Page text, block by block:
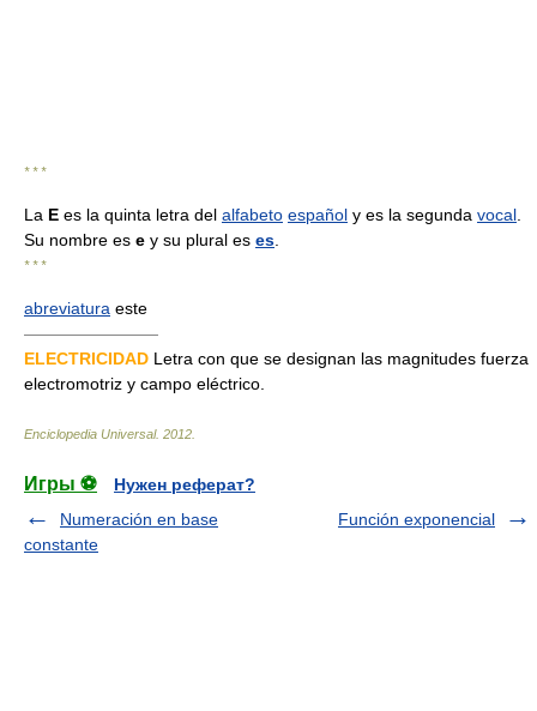
* * *
La E es la quinta letra del alfabeto español y es la segunda vocal
Su nombre es e y su plural es es
* * *
abreviatura este
————————
ELECTRICIDAD Letra con que se designan las magnitudes fuerza
electromotriz y campo eléctrico.
Enciclopedia Universal. 2012
Игры ⚽
Нужен реферат?
Numeración en base
constante
Función exponencial